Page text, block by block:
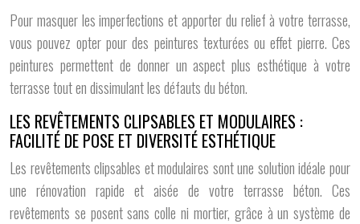
Pour masquer les imperfections et apporter du relief à votre terrasse,
vous pouvez opter pour des peintures texturées ou effet pierre. Ces
peintures permettent de donner un aspect plus esthétique à votre
terrasse tout en dissimulant les défauts du béton.
LES REVÊTEMENTS CLIPSABLES ET MODULAIRES :
FACILITÉ DE POSE ET DIVERSITÉ ESTHÉTIQUE
Les revêtements clipsables et modulaires sont une solution idéale pour
une rénovation rapide et aisée de votre terrasse béton. Ces
revêtements se posent sans colle ni mortier, grâce à un système de